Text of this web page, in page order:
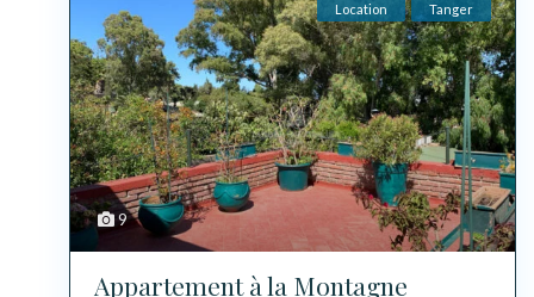
9
Location Tanger
Appartement à la Montagne